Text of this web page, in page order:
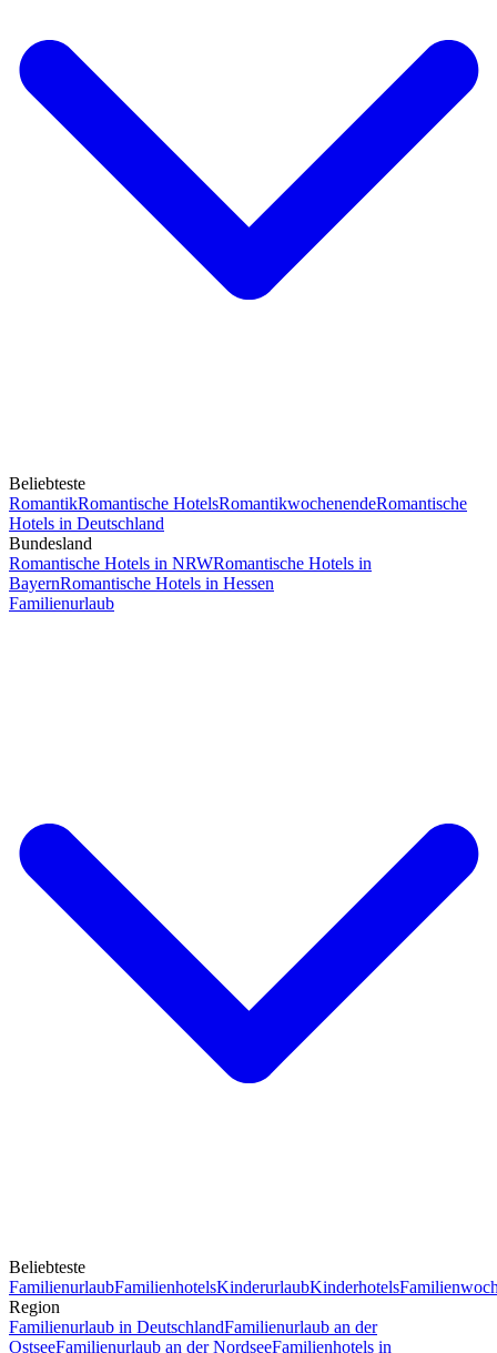
Beliebteste
RomantikRomantische HotelsRomantikwochenendeRomantische
Hotels in Deutschland
Bundesland
Romantische Hotels in NRWRomantische Hotels in
BayernRomantische Hotels in Hessen
Familienurlaub
Beliebteste
FamilienurlaubFamilienhotelsKinderurlaubKinderhotels
Region
Familienurlaub in DeutschlandFamilienurlaub an der
OstseeFamilienurlaub an der NordseeFamilienhotels in